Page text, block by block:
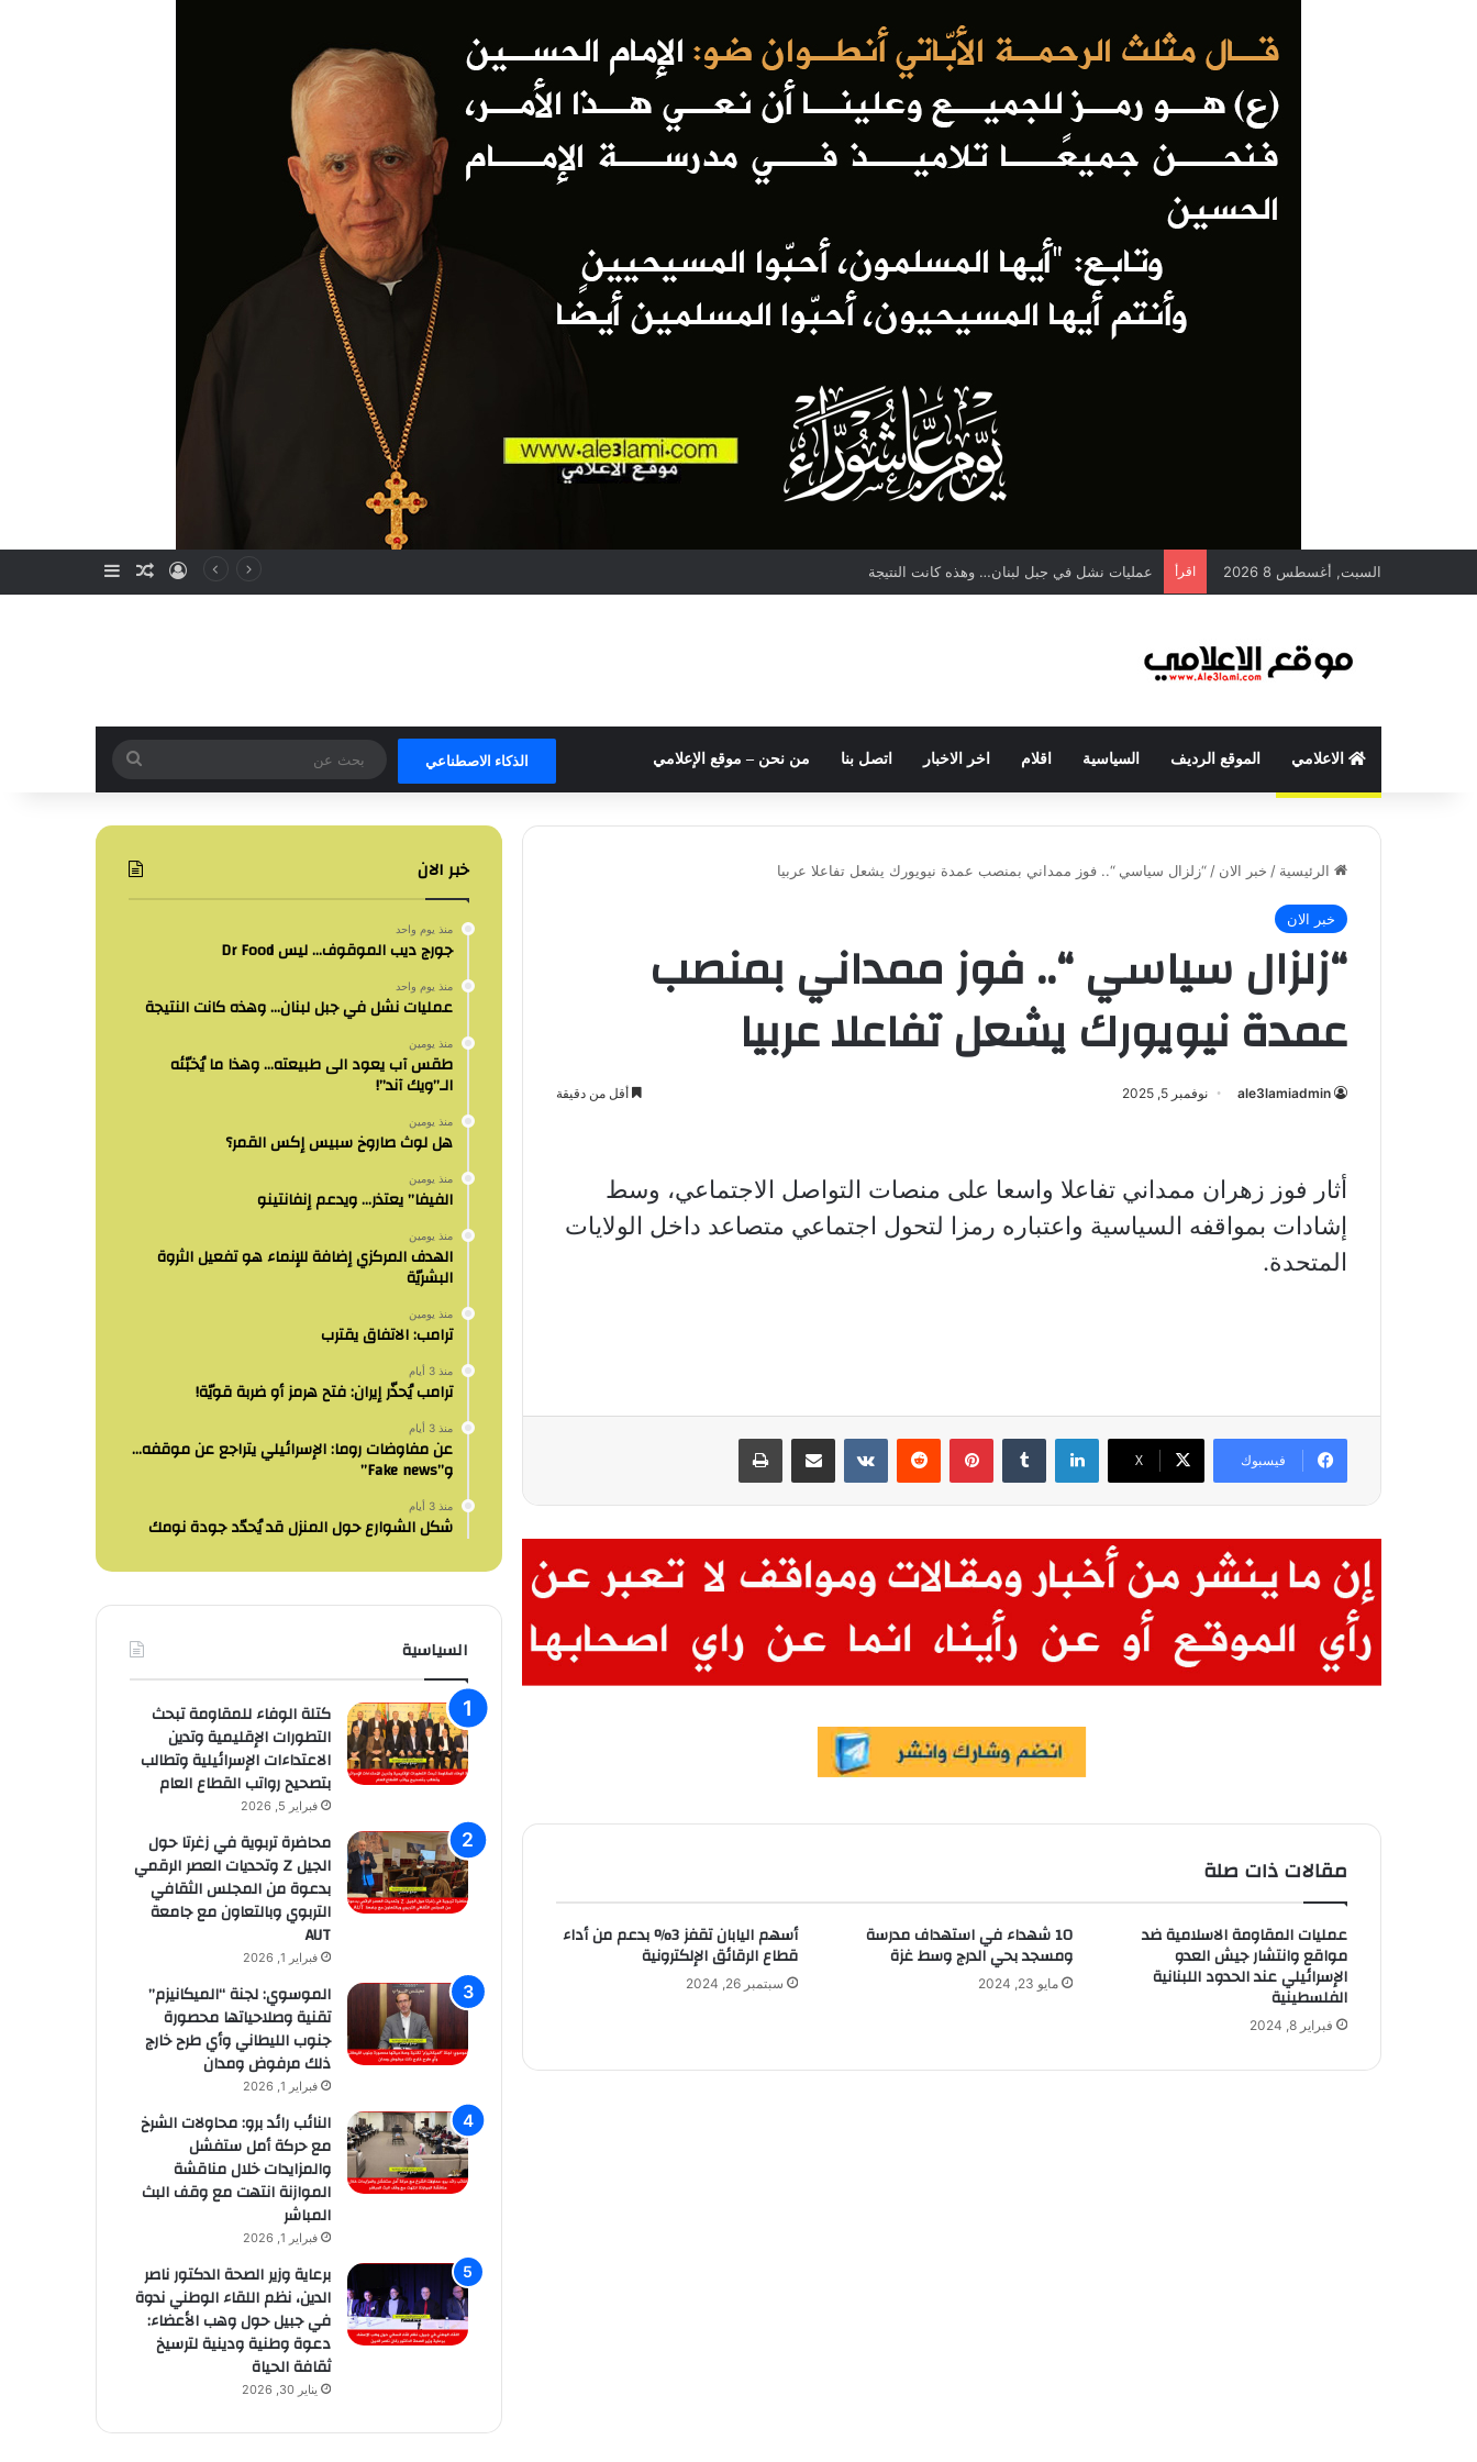
السبت, أغسطس 8 2026 اقرأ عمليات نشل في جبل لبنان… وهذه كانت النتيجة تسجيل الدخول
مقال عشوائي
إضافة عمود
الاعلامي الموقع الرديف السياسية اقلام اخر الاخبار اتصل بنا من نحن – موقع الإعلامي الذكاء الاصطناعي
بحث
عن
الرئيسية / خبر الان / “زلزال سياسي “.. فوز ممداني بمنصب عمدة نيويورك يشعل تفاعلا عربيا
خبر الان
“زلزال سياسي “.. فوز ممداني بمنصب
عمدة نيويورك يشعل تفاعلا عربيا
ale3lamiadmin نوفمبر 5, 2025 أقل من دقيقة
أثار فوز زهران ممداني تفاعلا واسعا على منصات التواصل الاجتماعي، وسط
إشادات بمواقفه السياسية واعتباره رمزا لتحول اجتماعي متصاعد داخل الولايات
المتحدة.
فيسبوك X
لينكدإن بينتيريست مشاركة عبر البريد طباعة
مقالات ذات صلة
عمليات المقاومة الاسلامية ضد
مواقع وانتشار جيش العدو
الإسرائيلي عند الحدود اللبنانية
الفلسطينية
فبراير 8, 2024
10 شهداء في استهداف مدرسة
ومسجد بحي الدرج وسط غزة
مايو 23, 2024
أسهم اليابان تقفز 3% بدعم من أداء
قطاع الرقائق الإلكترونية
سبتمبر 26, 2024
خبر الان
منذ يوم واحد
جورج ديب الموقوف… ليس Dr Food
منذ يوم واحد
عمليات نشل في جبل لبنان… وهذه كانت النتيجة
منذ يومين
طقس آب يعود الى طبيعته… وهذا ما يُخبّئه
الـ”ويك آند”!
منذ يومين
هل لوث صاروخ سبيس إكس القمر؟
منذ يومين
الفيفا” يعتذر… ويدعم إنفانتينو
منذ يومين
الهدف المركزي إضافة للإنماء هو تفعيل الثروة
البشريّة
منذ يومين
ترامب: الاتفاق يقترب
منذ 3 أيام
ترامب يُحذّر إيران: فتح هرمز أو ضربة قويّة!
منذ 3 أيام
عن مفاوضات روما: الإسرائيلي يتراجع عن موقفه…
و”Fake news”
منذ 3 أيام
شكل الشوارع حول المنزل قد يُحدّد جودة نومك
السياسية
كتلة الوفاء للمقاومة تبحث
التطورات الإقليمية وتدين
الاعتداءات الإسرائيلية وتطالب
بتصحيح رواتب القطاع العام
فبراير 5, 2026
محاضرة تربوية في زغرتا حول
الجيل Z وتحديات العصر الرقمي
بدعوة من المجلس الثقافي
التربوي وبالتعاون مع جامعة
AUT
فبراير 1, 2026
الموسوي: لجنة “الميكانيزم”
تقنية وصلاحياتها محصورة
جنوب الليطاني وأي طرح خارج
ذلك مرفوض ومدان
فبراير 1, 2026
النائب رائد برو: محاولات الشرخ
مع حركة أمل ستفشل
والمزايدات خلال مناقشة
الموازنة انتهت مع وقف البث
المباشر
فبراير 1, 2026
برعاية وزير الصحة الدكتور ناصر
الدين، نظم اللقاء الوطني ندوة
في جبيل حول وهب الأعضاء:
دعوة وطنية ودينية لترسيخ
ثقافة الحياة
يناير 30, 2026